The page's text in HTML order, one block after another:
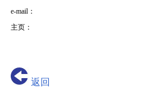
e-mail：
主页：
返回